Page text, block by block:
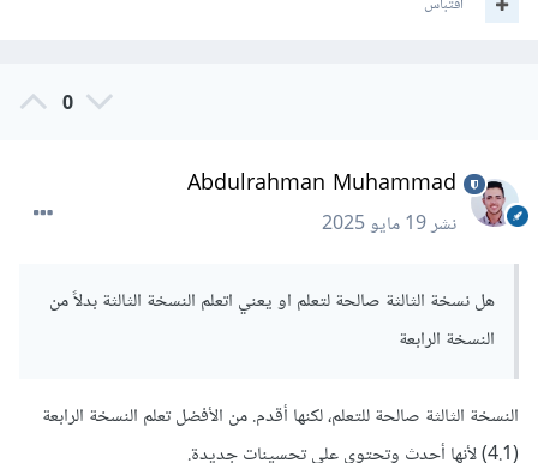
0
Abdulrahman Muhammad
نشر19 مايو 2025
هل نسخة الثالثة صالحة لتعلم او يعني اتعلم النسخة الثالثة بدلاً من
النسخة الرابعة
النسخة الثالثة صالحة للتعلم، لكنها أقدم. من الأفضل تعلم النسخة الرابعة